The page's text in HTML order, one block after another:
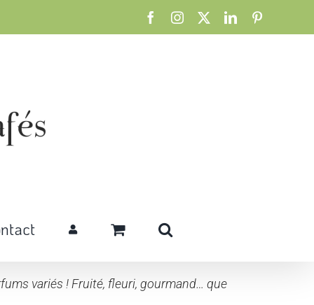
FacebookInstagram LinkedIn
variés ! Fruité, fleuri, gourmand… que